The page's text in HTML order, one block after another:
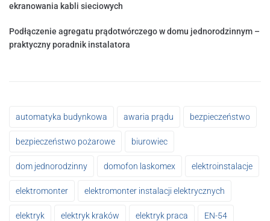
ekranowania kabli sieciowych
Podłączenie agregatu prądotwórczego w domu jednorodzinnym –
praktyczny poradnik instalatora
automatyka budynkowa awaria prądu bezpieczeństwo
bezpieczeństwo pożarowe biurowiec
dom jednorodzinny domofon laskomex elektroinstalacje
elektromonter elektromonter instalacji elektrycznych
elektryk elektryk kraków elektryk praca EN-54